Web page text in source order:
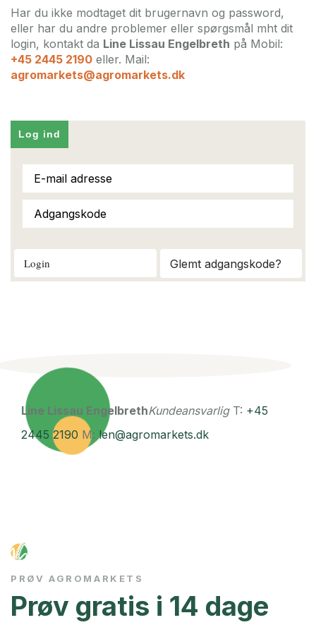
Har du ikke modtaget dit brugernavn og password,
eller har du andre problemer eller spørgsmål mht dit
login, kontakt da Line Lissau Engelbreth på Mobil:
+45 2445 2190 eller. Mail:
agromarkets@agromarkets.dk
Log ind
Login Glemt adgangskode?
Line Lissau EngelbrethKundeansvarligT: +45
2445 2190 M: len@agromarkets.dk
PRØV AGROMARKETS
Prøv gratis i 14 dage